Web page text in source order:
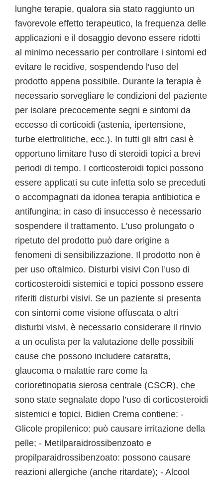
lunghe terapie, qualora sia stato raggiunto un
favorevole effetto terapeutico, la frequenza delle
applicazioni e il dosaggio devono essere ridotti
al minimo necessario per controllare i sintomi ed
evitare le recidive, sospendendo l'uso del
prodotto appena possibile. Durante la terapia è
necessario sorvegliare le condizioni del paziente
per isolare precocemente segni e sintomi da
eccesso di corticoidi (astenia, ipertensione,
turbe elettrolitiche, ecc.). In tutti gli altri casi è
opportuno limitare l'uso di steroidi topici a brevi
periodi di tempo. I corticosteroidi topici possono
essere applicati su cute infetta solo se preceduti
o accompagnati da idonea terapia antibiotica e
antifungina; in caso di insuccesso è necessario
sospendere il trattamento. L'uso prolungato o
ripetuto del prodotto può dare origine a
fenomeni di sensibilizzazione. Il prodotto non è
per uso oftalmico. Disturbi visivi Con l’uso di
corticosteroidi sistemici e topici possono essere
riferiti disturbi visivi. Se un paziente si presenta
con sintomi come visione offuscata o altri
disturbi visivi, è necessario considerare il rinvio
a un oculista per la valutazione delle possibili
cause che possono includere cataratta,
glaucoma o malattie rare come la
corioretinopatia sierosa centrale (CSCR), che
sono state segnalate dopo l’uso di corticosteroidi
sistemici e topici. Bidien Crema contiene: -
Glicole propilenico: può causare irritazione della
pelle; - Metilparaidrossibenzoato e
propilparaidrossibenzoato: possono causare
reazioni allergiche (anche ritardate); - Alcool